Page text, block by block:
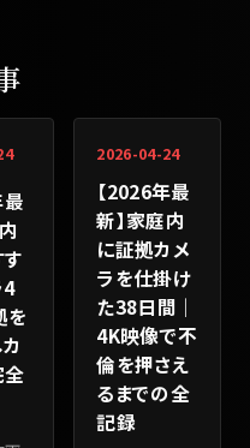
最
4
を
全
2026-04-24
【2026年最
新】家庭内
に証拠カメ
ラを仕掛け
た38日間｜
4K映像で不
倫を押さえ
るまでの全
記録